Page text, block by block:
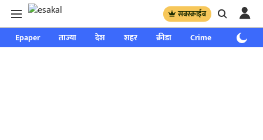
सबस्क्राईब
Epaper ताज्या देश शहर क्रीडा Crime साप्ताहिक